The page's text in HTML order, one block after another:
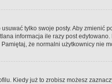
tylko swoje posty. Aby
informacja ile razy post
że normalni użytkownicy nie
Kiedy już to zrobisz możesz